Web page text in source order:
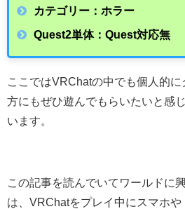
カテゴリー：ホラー
Quest2単体：Quest対応無
ここではVRChatの中でも個人的
方にもぜひ遊んでもらいたいと感
います。
この記事を読んでいてワールドに
は、VRChatをプレイ中にスマホや